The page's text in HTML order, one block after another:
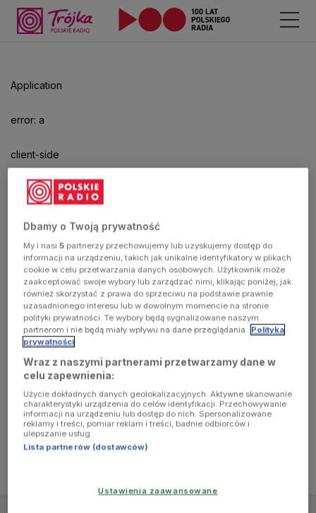
Application
error: a
client-side
exception
has
occurred
(see the
browser
console for
more
information)
Dbamy o Twoją prywatność
My i nasi5 partnerzy przechowujemy lub uzyskujemy dostęp do
informacji na urządzeniu, takich jak unikalne identyfikatory w plikach
cookie w celu przetwarzania danych osobowych. Użytkownik może
zaakceptować swoje wybory lub zarządzać nimi, klikając poniżej, jak
również skorzystać z prawa do sprzeciwu na podstawie prawnie
uzasadnionego interesu lub w dowolnym momencie na stronie
polityki prywatności. Te wybory będą sygnalizowane naszym
partnerom i nie będą miały wpływu na dane przeglądania. Polityka
prywatności
Wraz z naszymi partnerami przetwarzamy dane w
celu zapewnienia:
Użycie dokładnych danych geolokalizacyjnych. Aktywne skanowanie
charakterystyki urządzenia do celów identyfikacji. Przechowywanie
informacji na urządzeniu lub dostęp do nich. Spersonalizowane
reklamy i treści, pomiar reklam i treści, badnie odbiorców i
ulepszanie usług.
Lista partnerów (dostawców)
Ustawienia zaawansowane